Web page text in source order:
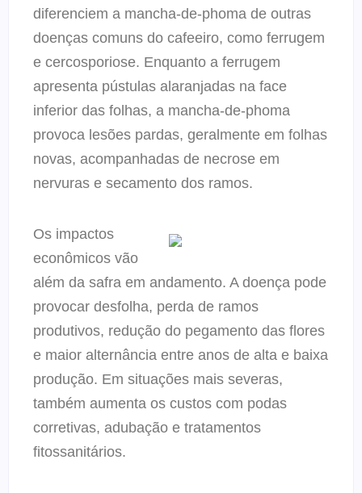
diferenciem a mancha-de-phoma de outras
doenças comuns do cafeeiro, como ferrugem
e cercosporiose. Enquanto a ferrugem
apresenta pústulas alaranjadas na face
inferior das folhas, a mancha-de-phoma
provoca lesões pardas, geralmente em folhas
novas, acompanhadas de necrose em
nervuras e secamento dos ramos.
Os impactos
econômicos vão
além da safra em andamento. A doença pode
provocar desfolha, perda de ramos
produtivos, redução do pegamento das flores
e maior alternância entre anos de alta e baixa
produção. Em situações mais severas,
também aumenta os custos com podas
corretivas, adubação e tratamentos
fitossanitários.